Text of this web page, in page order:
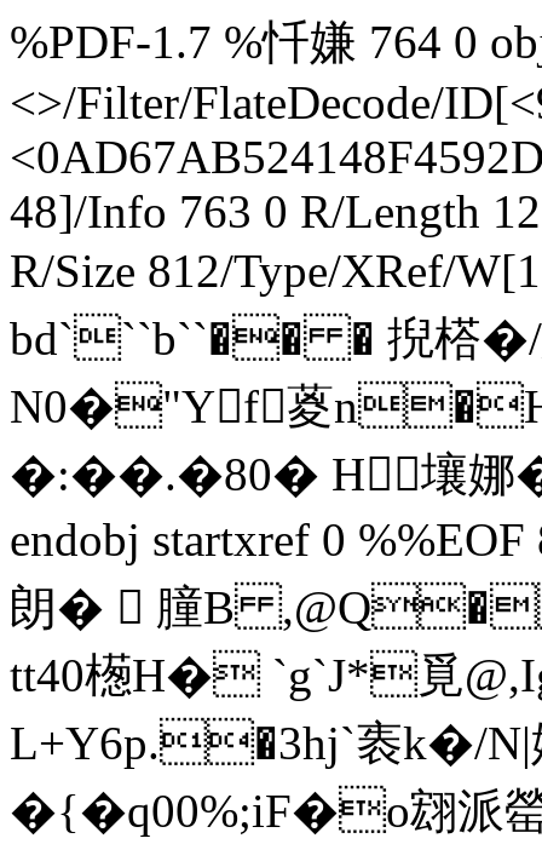
%PDF-1.7 %忏嫌 764 0
<>/Filter/FlateDecode/
48]/Info 763 0 R/Length
R/Size 812/Type/XRef/
bd```b``�� � 掜 榙�/
N0�"Yf葼
�:��.�80� H壤娜
endobj startxref 0
朗�  膧B
tt40檧H� `g`J*覓
L+Y6p.�3hj`袠k�/
�{�q00%;iF�o翝派